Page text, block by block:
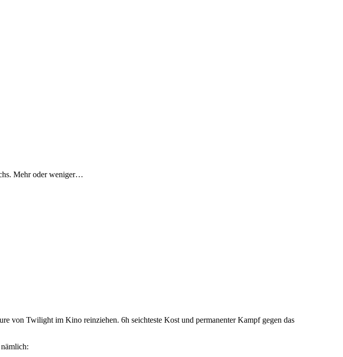
Mehr oder weniger…
von Twilight im Kino reinziehen. 6h seichteste Kost und permanenter Kampf gegen das